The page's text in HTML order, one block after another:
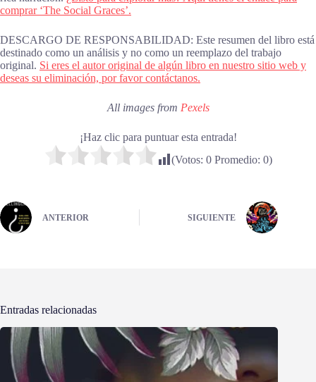
comprar ‘The Social Graces’.
DESCARGO DE RESPONSABILIDAD: Este resumen del libro está
destinado como un análisis y no como un reemplazo del trabajo
original. Si eres el autor original de algún libro en nuestro sitio web y
deseas su eliminación, por favor contáctanos.
All images from Pexels
¡Haz clic para puntuar esta entrada!
(Votos: 0Promedio: 0)
ANTERIOR SIGUIENTE
Entradas relacionadas